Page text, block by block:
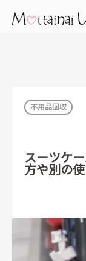
不用品回収
スーツケ
方や別の